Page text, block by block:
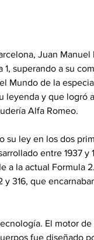
Juan
superando a su
Mundo de la
leyenda y que logró
Alfa Romeo.
su ley en los dos
entre 1937 y
a la actual Formula
y 316, que
El motor
fue diseñado